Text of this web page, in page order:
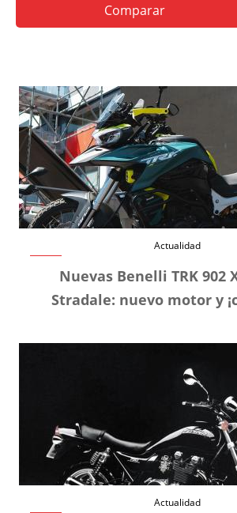
Comparar
Actualidad
Nuevas Benelli TRK 902
Stradale: nuevo motor y
Actualidad